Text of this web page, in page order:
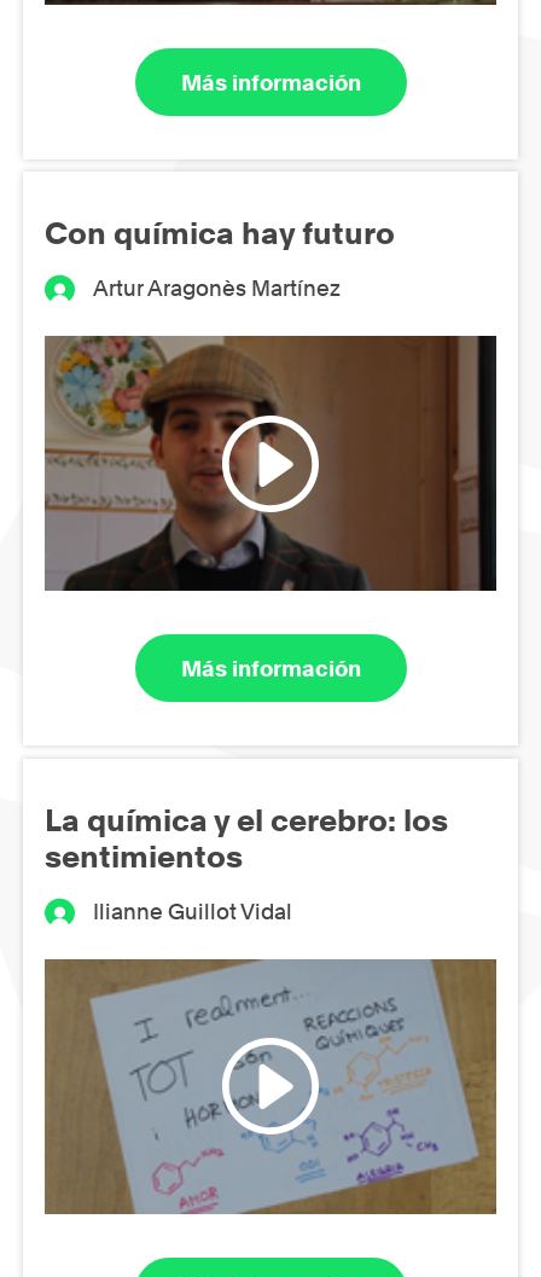
Más información
Con química hay futuro
Artur Aragonès Martínez
Más información
La química y el cerebro: los
sentimientos
Ilianne Guillot Vidal